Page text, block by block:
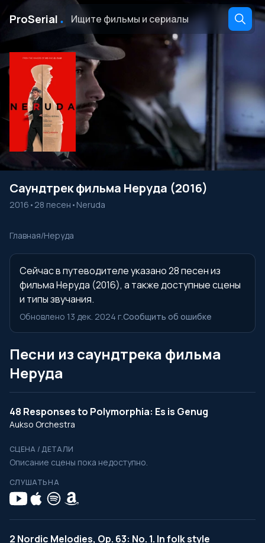
ProSerial ․
Саундтрек фильма Неруда (2016)
2016 • 28 песен • Neruda
Главная/Неруда
Сейчас в путеводителе указано 28 песен из
фильма Неруда (2016), а также доступные сцены
и типы звучания.
Обновлено 13 дек. 2024 г.Сообщить об ошибке
Песни из саундтрека фильма
Неруда
48 Responses to Polymorphia: Es is Genug
Aukso Orchestra
СЦЕНА / ДЕТАЛИ
Описание сцены пока недоступно.
СЛУШАТЬ НА
2 Nordic Melodies, Op. 63: No. 1. In folk style